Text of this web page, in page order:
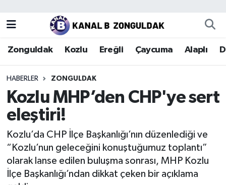
Zonguldak Kozlu Ereğli Çaycuma Alaplı
HABERLER ZONGULDAK
Kozlu MHP’den CHP'ye sert
eleştiri!
Kozlu’da CHP İlçe Başkanlığı’nın düzenlediği ve
“Kozlu’nun geleceğini konuştuğumuz toplantı”
olarak lanse edilen buluşma sonrası, MHP Kozlu
İlçe Başkanlığı’ndan dikkat çeken bir açıklama
Zonguldak
Kozlu
Ereğli
Çaycuma
Devrek
Zonguldak Nöbetçi Eczaneler
Zonguldak Hava Durumu
Zonguldak Trafik Yoğunluk Haritası
Puan Durumu ve Fikstür
Tüm Manşetler
Son Dakika Haberleri